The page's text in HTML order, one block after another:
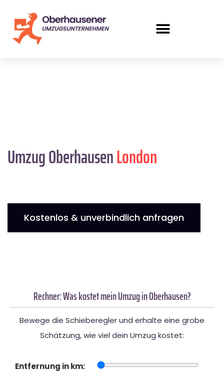
Umzug OberhausenLondon
Kostenlos & unverbindlich anfragen
Rechner: Was kostet mein Umzug in Oberhausen?
Bewege die Schieberegler und erhalte eine grobe
Schätzung, wie viel dein Umzug kostet:
Entfernung in km: